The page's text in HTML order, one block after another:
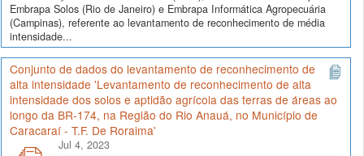
Embrapa Solos (Rio de Janeiro) e Embrapa Informática Agropecuária
(Campinas), referente ao levantamento de reconhecimento de média
intensidade...
Conjunto de dados do levantamento de reconhecimento de
alta intensidade 'Levantamento de reconhecimento de alta
intensidade dos solos e aptidão agrícola das terras de áreas ao
longo da BR-174, na Região do Rio Anauá, no Município de
Caracaraí - T.F. De Roraima'
Jul 4, 2023